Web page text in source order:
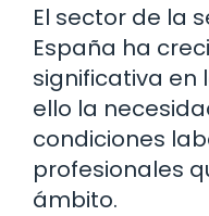
El sector de la
España ha
significativa en
ello la
condiciones
profesionales
ámbito.